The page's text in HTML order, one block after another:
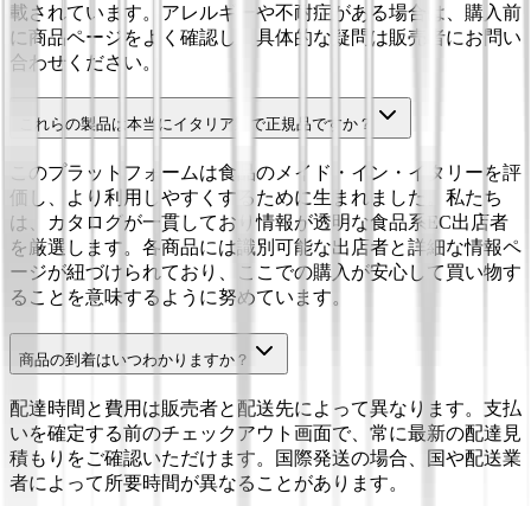
載されています。アレルギーや不耐症がある場合は、購入前
に商品ページをよく確認し、具体的な疑問は販売者にお問い
合わせください。
これらの製品は本当にイタリア製で正規品ですか？
このプラットフォームは食品のメイド・イン・イタリーを評
価し、より利用しやすくするために生まれました。私たち
は、カタログが一貫しており情報が透明な食品系EC出店者
を厳選します。各商品には識別可能な出店者と詳細な情報ペ
ージが紐づけられており、ここでの購入が安心して買い物す
ることを意味するように努めています。
商品の到着はいつわかりますか？
配達時間と費用は販売者と配送先によって異なります。支払
いを確定する前のチェックアウト画面で、常に最新の配達見
積もりをご確認いただけます。国際発送の場合、国や配送業
者によって所要時間が異なることがあります。